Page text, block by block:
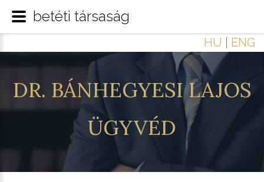
HU ENG
DR. BÁNHEGYESI LAJOS
ÜGYVÉD
betéti társaság